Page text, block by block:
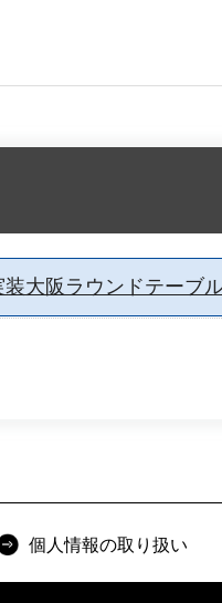
装大阪ラウンドテーブ
個人情報の取り扱い